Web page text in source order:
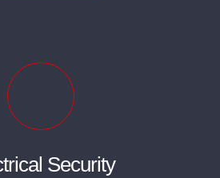
Security